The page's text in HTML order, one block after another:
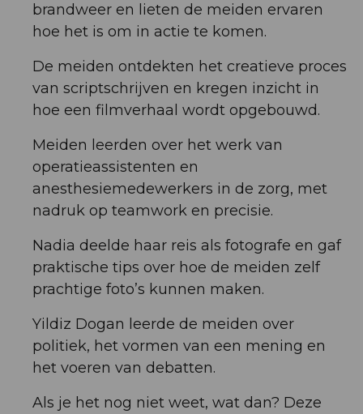
brandweer en lieten de meiden ervaren
hoe het is om in actie te komen.
De meiden ontdekten het creatieve proces
van scriptschrijven en kregen inzicht in
hoe een filmverhaal wordt opgebouwd.
Meiden leerden over het werk van
operatieassistenten en
anesthesiemedewerkers in de zorg, met
nadruk op teamwork en precisie.
Nadia deelde haar reis als fotografe en gaf
praktische tips over hoe de meiden zelf
prachtige foto’s kunnen maken.
Yildiz Dogan leerde de meiden over
politiek, het vormen van een mening en
het voeren van debatten.
Als je het nog niet weet, wat dan? Deze